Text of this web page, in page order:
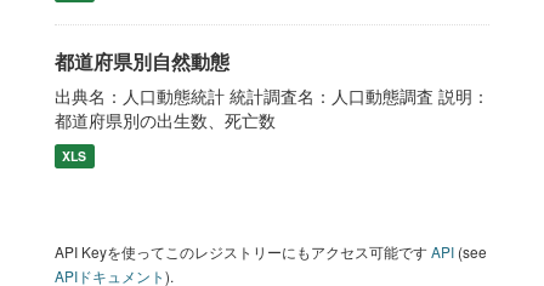
都道府県別自然動態
出典名：人口動態統計 統計調査名：人口動態調査 説明：
都道府県別の出生数、死亡数
XLS
API Keyを使ってこのレジストリーにもアクセス可能ですAPI (see
APIドキュメント).